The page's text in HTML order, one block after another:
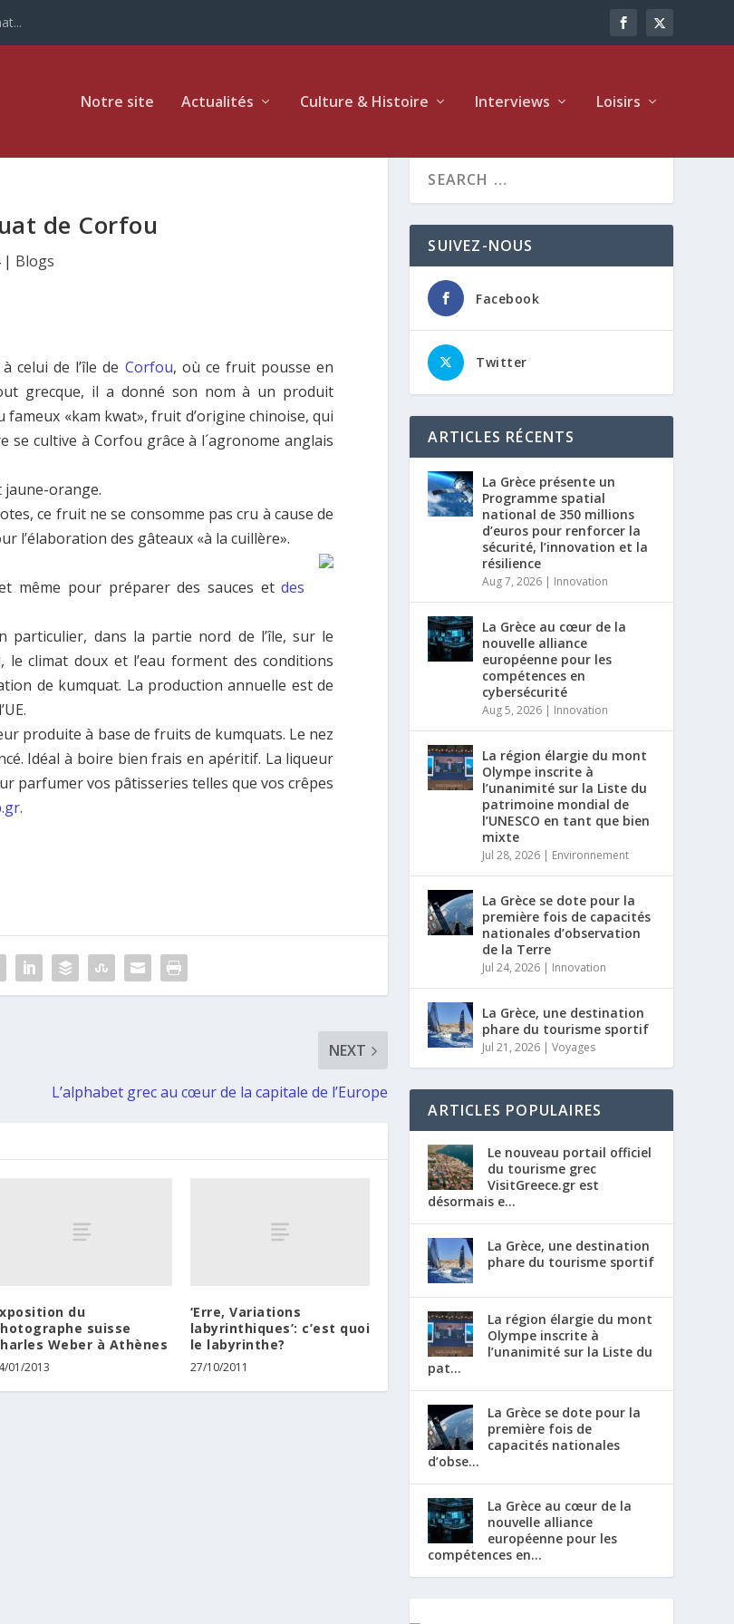
Notre site Actualités Culture & Histoire Interviews Loisirs
de Corfou
| Blogs
celui de l’île de Corfou, où ce fruit pousse en
grecque, il a donné son nom à un produit
«kam kwat», fruit d’origine chinoise, qui
se cultive à Corfοu grâce à l´agronome anglais
jaune-orange.
ce fruit ne se consomme pas cru à cause de
l’élaboration des gâteaux «à la cuillère».
même pour préparer des sauces etdes
particulier, dans la partie nord de l’île, sur le
climat doux et l’eau forment des conditions
de kumquat. La production annuelle est de
produite à base de fruits de kumquats. Le nez
Idéal à boire bien frais en apéritif. La liqueur
parfumer vos pâtisseries telles que vos crêpes
.
NEXT
L’alphabet grec au cœur de la capitale de l’Europe
du
suisse
Weber à Athènes
01/2013
‘Erre, Variations
labyrinthiques’: c’est quoi
le labyrinthe?
27/10/2011
SUIVEZ-NOUS
Facebook
Twitter
ARTICLES RÉCENTS
La Grèce présente un
Programme spatial
national de 350 millions
d’euros pour renforcer la
sécurité, l’innovation et la
résilience
Aug 7, 2026 | Innovation
La Grèce au cœur de la
nouvelle alliance
européenne pour les
compétences en
cybersécurité
Aug 5, 2026 | Innovation
La région élargie du mont
Olympe inscrite à
l’unanimité sur la Liste du
patrimoine mondial de
l’UNESCO en tant que bien
mixte
Jul 28, 2026 | Environnement
La Grèce se dote pour la
première fois de capacités
nationales d’observation
de la Terre
Jul 24, 2026 | Innovation
La Grèce, une destination
phare du tourisme sportif
Jul 21, 2026 |Voyages
ARTICLES POPULAIRES
Le nouveau portail officiel
du tourisme grec
VisitGreece.gr est
désormais e...
La Grèce, une destination
phare du tourisme sportif
La région élargie du mont
Olympe inscrite à
l’unanimité sur la Liste du
pat...
La Grèce se dote pour la
première fois de
capacités nationales
d’obse...
La Grèce au cœur de la
nouvelle alliance
européenne pour les
compétences en...